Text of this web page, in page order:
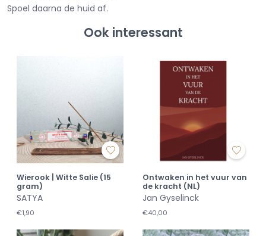
Spoel daarna de huid af.
Ook interessant
Wierook | Witte Salie (15
gram)
SATYA
€1,90
Ontwaken in het vuur van
de kracht (NL)
Jan Gyselinck
€40,00